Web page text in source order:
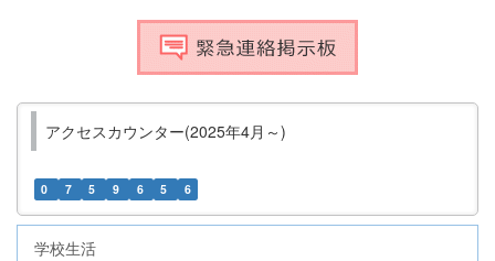
アクセスカウンター(2025年4月～)
0 7 5 9 6 5 6
学校生活